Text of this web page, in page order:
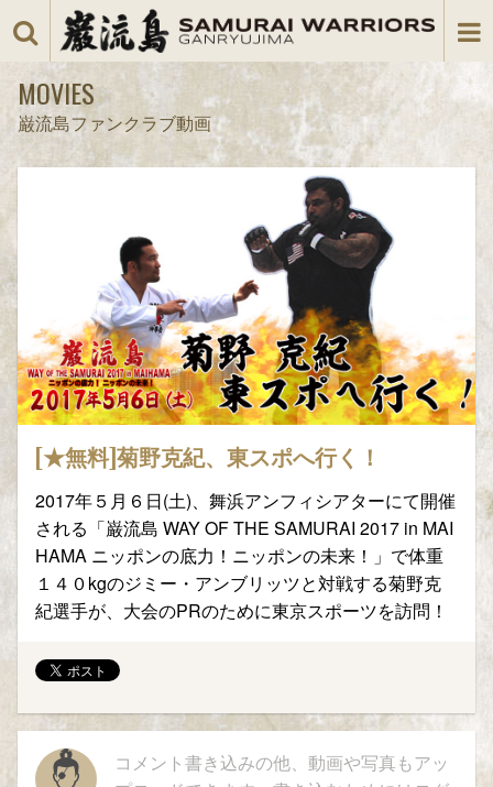
MOVIES
巌流島ファンクラブ動画
[★無料]菊野克紀、東スポへ行く！
2017年５月６日(土)、舞浜アンフィシアターにて開催
される「巌流島 WAY OF THE SAMURAI 2017 in MAI
HAMA ニッポンの底力！ニッポンの未来！」で体重
１４０kgのジミー・アンブリッツと対戦する菊野克
紀選手が、大会のPRのために東京スポーツを訪問！
コメント書き込みの他、動画や写真もアッ